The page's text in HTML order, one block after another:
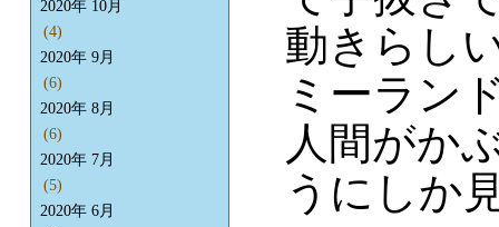
動きらし
ミーラン
人間がか
うにしか
2020年 10月
(4)
2020年 9月
(6)
2020年 8月
(6)
2020年 7月
(5)
2020年 6月